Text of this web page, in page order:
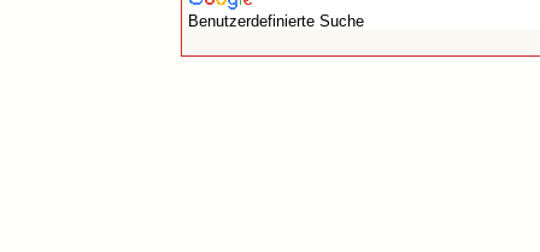
Benutzerdefinierte Suche